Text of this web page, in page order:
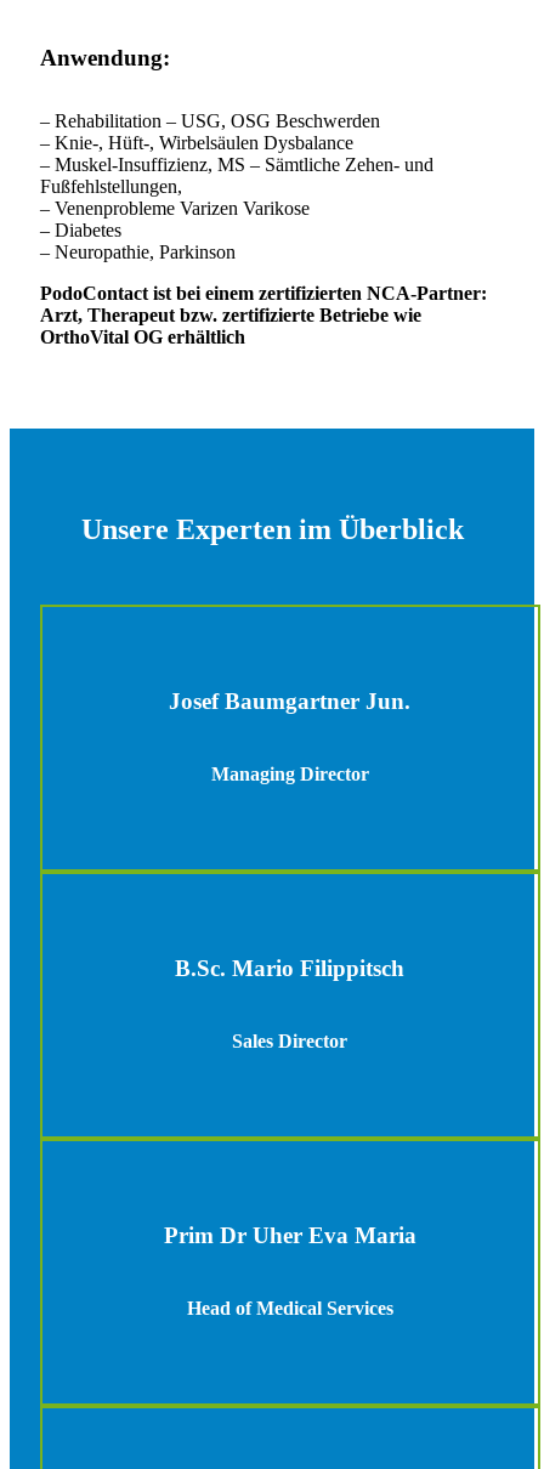
Anwendung:
– Rehabilitation – USG, OSG Beschwerden
– Knie-, Hüft-, Wirbelsäulen Dysbalance
– Muskel-Insuffizienz, MS – Sämtliche Zehen- und
Fußfehlstellungen,
– Venenprobleme Varizen Varikose
– Diabetes
– Neuropathie, Parkinson
PodoContact ist bei einem zertifizierten NCA-Partner:
Arzt, Therapeut bzw. zertifizierte Betriebe wie
OrthoVital OG erhältlich
Unsere Experten im Überblick
Josef Baumgartner Jun.
Managing Director
B.Sc. Mario Filippitsch
Sales Director
Prim Dr Uher Eva Maria
Head of Medical Services